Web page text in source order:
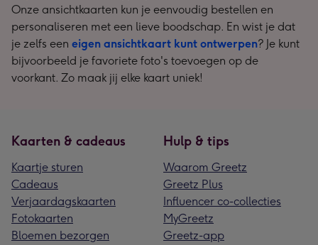
Onze ansichtkaarten kun je eenvoudig bestellen en
personaliseren met een lieve boodschap. En wist je dat
je zelfs een eigen ansichtkaart kunt ontwerpen? Je kunt
bijvoorbeeld je favoriete foto's toevoegen op de
voorkant. Zo maak jij elke kaart uniek!
Kaarten & cadeaus
Kaartje sturen
Cadeaus
Verjaardagskaarten
Fotokaarten
Bloemen bezorgen
Hulp & tips
Waarom Greetz
Greetz Plus
Influencer co-collecties
MyGreetz
Greetz-app